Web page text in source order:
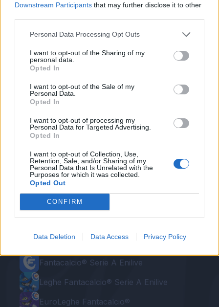
Downstream Participants that may further disclose it to other
Personal Data Processing Opt Outs
I want to opt-out of the Sharing of my
personal data.
Opted In
I want to opt-out of the Sale of my
Personal Data.
Opted In
I want to opt-out of processing my
Personal Data for Targeted Advertising.
Opted In
I want to opt-out of Collection, Use,
Retention, Sale, and/or Sharing of my
Personal Data that Is Unrelated with the
Purposes for which it was collected.
Opted Out
CONFIRM
Data Deletion Data Access Privacy Policy
prospetta un rientro solo agli inizi di luglio.
Differenziato per Thereau.
Novità, nelle ultime ore, anche dal fronte
mercato: più di una voce vuole Badu vicino alla
rinviare alle prossime settimane.
Autore
Redazione Fantacalcio.it
Le nostre app
Fantacalcio® Serie A Enilive
Leghe Fantacalcio® Serie A Enilive
EuroLeghe Fantacalcio®